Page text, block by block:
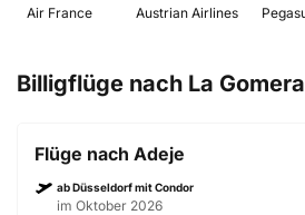
Air France Austrian Airlines
Billigflüge nach La Gomera
Flüge nach Adeje
ab Düsseldorf mit Condor
im Oktober 2026